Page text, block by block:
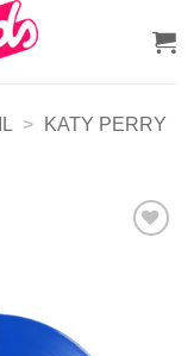
>
KATY PERRY